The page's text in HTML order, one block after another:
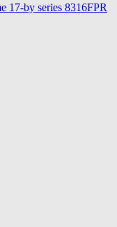
17-by series 8316FPR